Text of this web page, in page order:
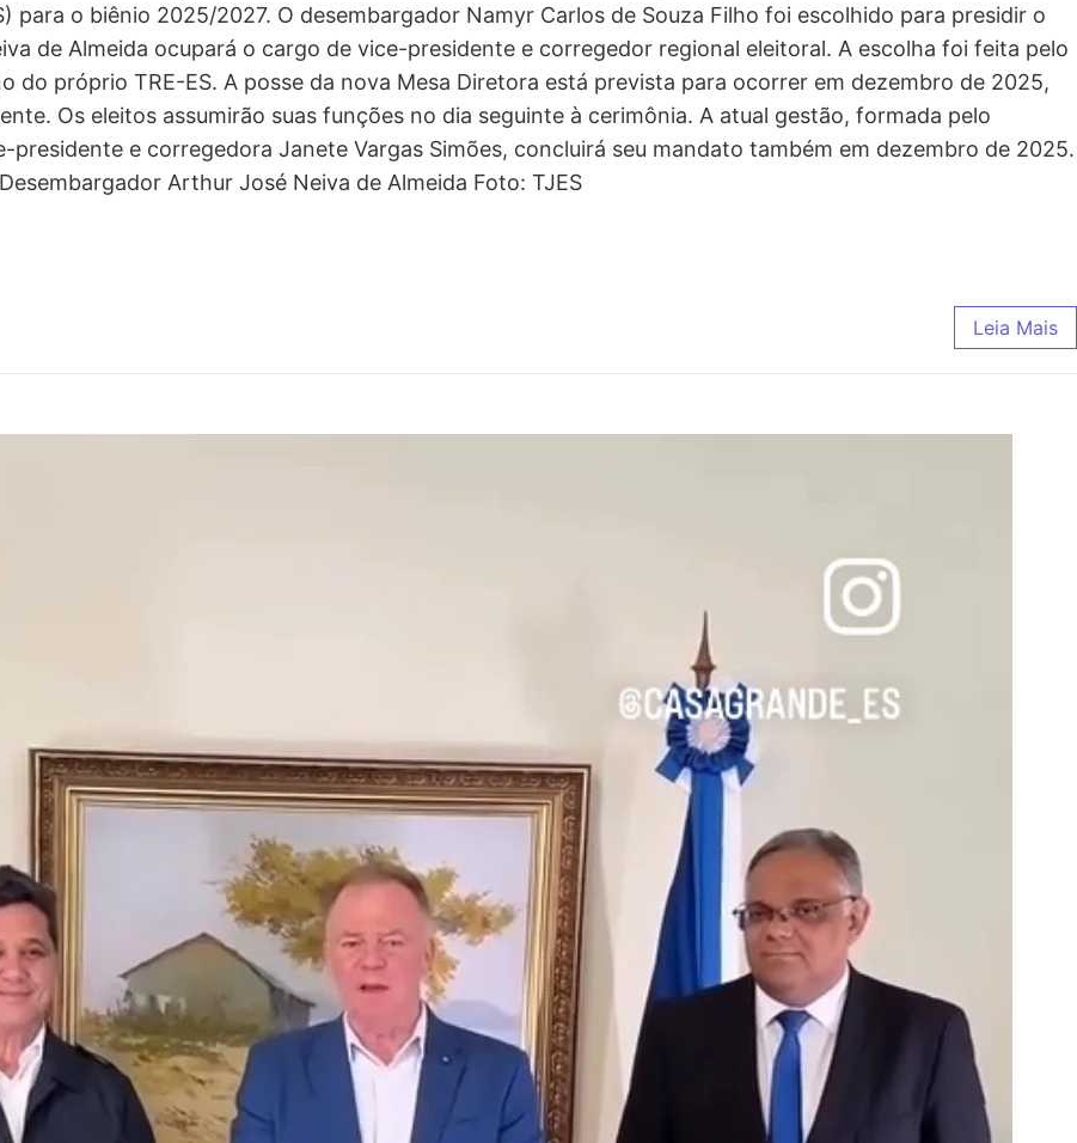
para o biênio 2025/2027. O desembargador Namyr Carlos de Souza Filho foi escolhido para presidir o
de Almeida ocupará o cargo de vice-presidente e corregedor regional eleitoral. A escolha foi feita pelo
do próprio TRE-ES. A posse da nova Mesa Diretora está prevista para ocorrer em dezembro de 2025,
Os eleitos assumirão suas funções no dia seguinte à cerimônia. A atual gestão, formada pelo
presidente e corregedora Janete Vargas Simões, concluirá seu mandato também em dezembro de 2025.
Desembargador Arthur José Neiva de Almeida Foto: TJES
Leia Mais